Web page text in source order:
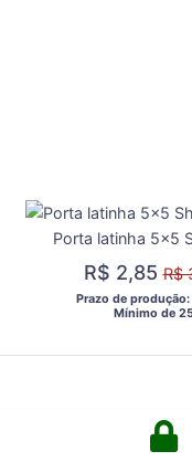
R$ 2,85R$
Prazo de
Mínimo de